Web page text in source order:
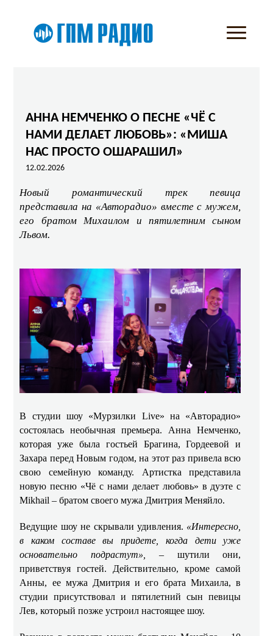
АННА НЕМЧЕНКО О ПЕСНЕ «ЧЁ С
НАМИ ДЕЛАЕТ ЛЮБОВЬ»: «МИША
НАС ПРОСТО ОШАРАШИЛ»
12.02.2026
Новый романтический трек певица
представила на «Авторадио» вместе с мужем,
его братом Михаилом и пятилетним сыном
Львом.
В студии шоу «Мурзилки Live» на «Авторадио»
состоялась необычная премьера. Анна Немченко,
которая уже была гостьей Брагина, Гордеевой и
Захара перед Новым годом, на этот раз привела всю
свою семейную команду. Артистка представила
новую песню «Чё с нами делает любовь» в дуэте с
Mikhail – братом своего мужа Дмитрия Меняйло.
Ведущие шоу не скрывали удивления. «Интересно,
в каком составе вы придете, когда дети уже
основательно подрастут», – шутили они,
приветствуя гостей. Действительно, кроме самой
Анны, ее мужа Дмитрия и его брата Михаила, в
студии присутствовал и пятилетний сын певицы
Лев, который позже устроил настоящее шоу.